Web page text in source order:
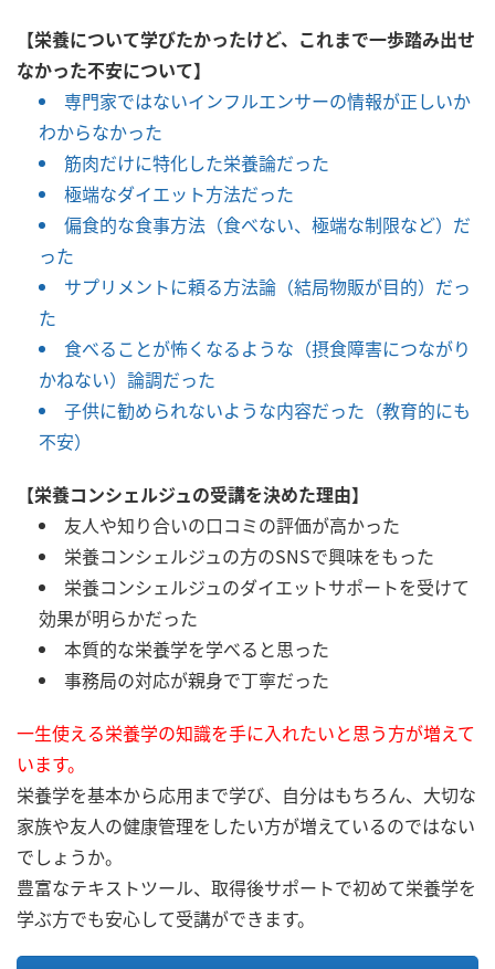
【栄養について学びたかったけど、これまで一歩踏み出せ
なかった不安について】
専門家ではないインフルエンサーの情報が正しいか
わからなかった
筋肉だけに特化した栄養論だった
極端なダイエット方法だった
偏食的な食事方法（食べない、極端な制限など）だ
った
サプリメントに頼る方法論（結局物販が目的）だっ
た
食べることが怖くなるような（摂食障害につながり
かねない）論調だった
子供に勧められないような内容だった（教育的にも
不安）
【栄養コンシェルジュの受講を決めた理由】
友人や知り合いの口コミの評価が高かった
栄養コンシェルジュの方のSNSで興味をもった
栄養コンシェルジュのダイエットサポートを受けて
効果が明らかだった
本質的な栄養学を学べると思った
事務局の対応が親身で丁寧だった
一生使える栄養学の知識を手に入れたいと思う方が増えて
います。
栄養学を基本から応用まで学び、自分はもちろん、大切な
家族や友人の健康管理をしたい方が増えているのではない
でしょうか。
豊富なテキストツール、取得後サポートで初めて栄養学を
学ぶ方でも安心して受講ができます。